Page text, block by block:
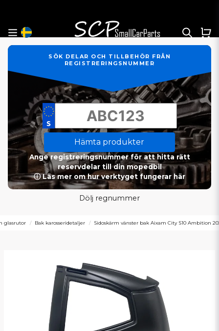
SÖK DELAR OCH TILLBEHÖR FRÅN
REGISTRERINGSNUMMER
Hämta produkter
Ange registreringsnummer för att hitta rätt
reservdelar till din mopedbil
ⓘ Läs mer om hur verktyget fungerar här
Dölj regnummer
glasrutor Bak karosseridetaljer Sidoskärm vänster bak Aixam City S10 Ambition